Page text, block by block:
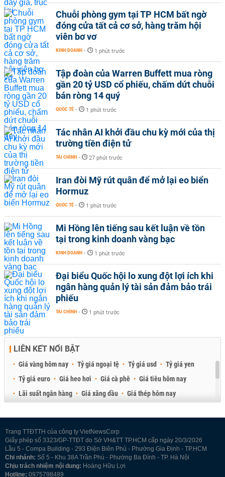
Chuỗi phòng gym tại TP HCM bất ngờ
đóng cửa tất cả cơ sở, hàng trăm hội
viên bơ vơ
KINH DOANH - 1 phút trước
Tập đoàn của Warren Buffett mua ròng
gần 20 tỷ USD cổ phiếu, chấm dứt chuỗi
bán ròng 14 quý
QUỐC TẾ - 1 phút trước
Tác nhân AI khởi đầu chu kỳ mới của thị
trường tiền điện tử
TÀI CHÍNH - 27 phút trước
Iran đòi Mỹ rút quân để mở lại eo biển
Hormuz
QUỐC TẾ - 1 phút trước
Mi Hồng lên tiếng sau kết luận về tồn
tại trong kinh doanh vàng bạc
KINH DOANH - 1 phút trước
Đại biểu Quốc hội lo xung đột lợi ích khi
ngân hàng quản lý tài sản đảm bảo trái
phiếu
TÀI CHÍNH - 1 phút trước
LIÊN KẾT NỔI BẬT
Giá vàng hôm nay Tỷ giá ngoại tệ Tỷ giá usd
Tỷ giá yen
Tỷ giá euro
Giá heo hơi Giá cà phê
Giá tiêu hôm nay
Lãi suất ngân hàng
Giá xăng dầu
Giá thép hôm nay
Trang TTĐTTH của công ty VietNewsCorp
Giấy phép số 3323/GP-TTĐT do Sở VH&TT TP.HCM cấp ngày 20/3/2026
Lầu 5 - Compa Building - 293 Điện Biên Phủ - Phường Gia Định - TP.HCM
Chi nhánh: Số 5 - Khu 38A Trần Phú - Phường Ba Đình - TP. Hà Nội
Chịu trách nhiệm nội dung: Hoàng Hữu Lợi
Hotline: 0975798489